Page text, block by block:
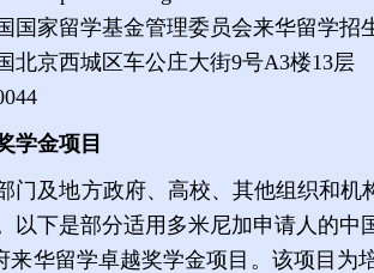
国家留学基金管理委员会来华留学招
北京西城区车公庄大街9号A3楼13层
学金项目
门及地方政府、高校、其他组织和
以下是部分适用多米尼加申请人的中
来华留学卓越奖学金项目。该项目为